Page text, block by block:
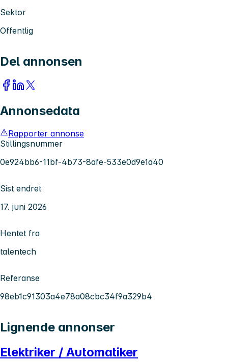
Sektor
Offentlig
Del annonsen
Annonsedata
Rapporter annonse
Stillingsnummer
0e924bb6-11bf-4b73-8afe-533e0d9e1a40
Sist endret
17. juni 2026
Hentet fra
talentech
Referanse
98eb1c91303a4e78a08cbc34f9a329b4
Lignende annonser
Elektriker / Automatiker